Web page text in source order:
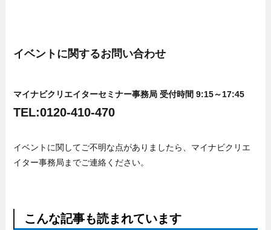
イベントに関するお問い合わせ
マイナビクリエイターセミナー事務局 受付時間 9:15～17:45
TEL:0120-410-470
イベントに関してご不明な点がありましたら、マイナビクリエ
イター事務局までご連絡ください。
こんな記事も読まれています